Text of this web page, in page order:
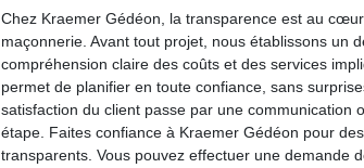
Chez Kraemer Gédéon, la transparence est au
maçonnerie. Avant tout projet, nous établissons un
compréhension claire des coûts et des services
permet de planifier en toute confiance, sans
satisfaction du client passe par une communication
étape. Faites confiance à Kraemer Gédéon pour
transparents. Vous pouvez effectuer une demande